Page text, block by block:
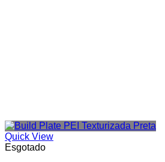
Quick View
Esgotado